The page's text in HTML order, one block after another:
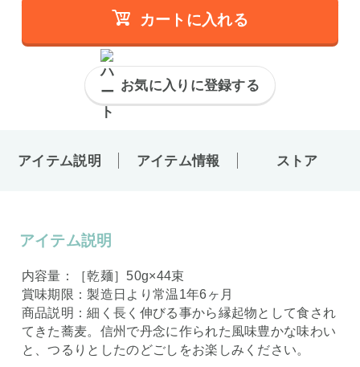
カートに入れる
お気に入りに登録する
アイテム説明 アイテム情報 ストア
アイテム説明
内容量：［乾麺］50g×44束
賞味期限：製造日より常温1年6ヶ月
商品説明：細く長く伸びる事から縁起物として食され
てきた蕎麦。信州で丹念に作られた風味豊かな味わい
と、つるりとしたのどごしをお楽しみください。